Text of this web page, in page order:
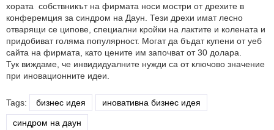
хората собствникът на фирмата носи мостри от дрехите в
конферемция за синдром на Даун. Тези дрехи имат лесно
отварящи се ципове, специални кройки на лактите и колената и
придобиват голяма популярност. Могат да бъдат купени от уеб
сайта на фирмата, като цените им започват от 30 долара.
Тук виждаме, че инвидидуалните нужди са от ключово значение
при иновационните идеи.
Tags: бизнес идея иновативна бизнес идея
синдром на даун